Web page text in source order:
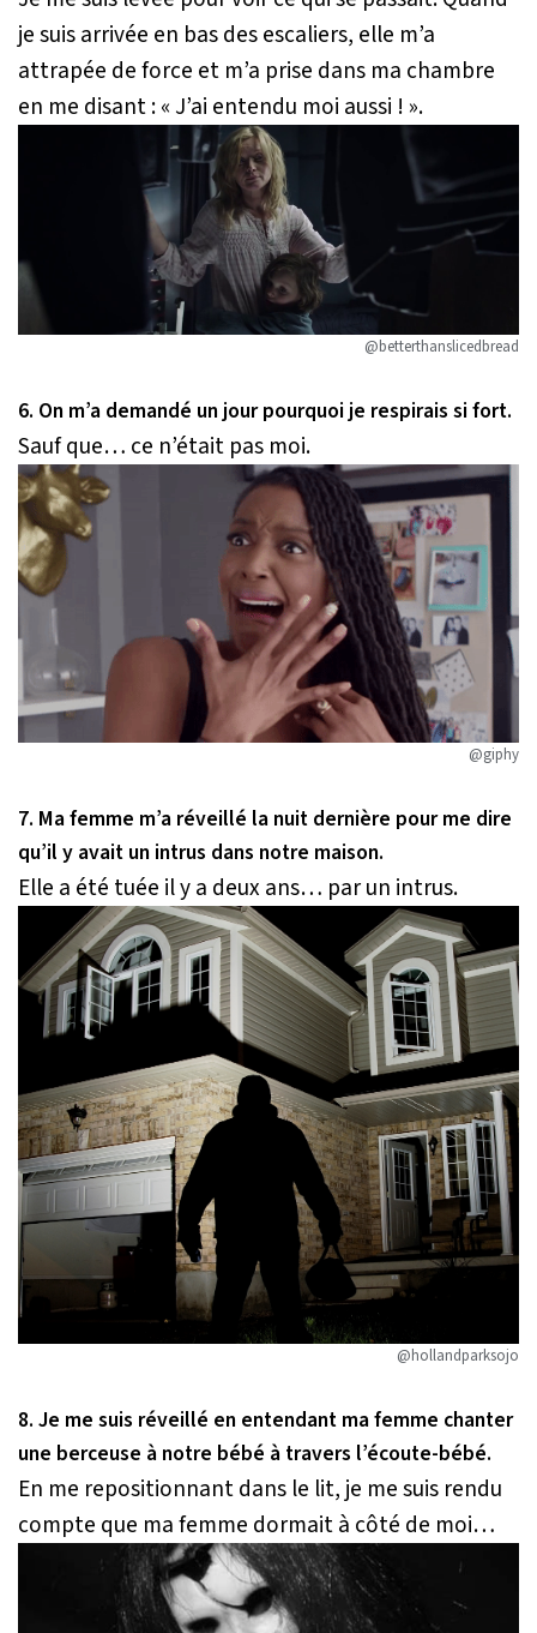
je suis arrivée en bas des escaliers, elle m’a
attrapée de force et m’a prise dans ma chambre
en me disant :« J’ai entendu moi aussi ! ».
@betterthanslicedbread
6. On m’a demandé un jour pourquoi je respirais si fort.
Sauf que… ce n’était pas moi.
@giphy
7. Ma femme m’a réveillé la nuit dernière pour me dire
qu’il y avait un intrus dans notre maison.
Elle a été tuée il y a deux ans… par un intrus.
@hollandparksojo
8. Je me suis réveillé en entendant ma femme chanter
une berceuse à notre bébé à travers l’écoute-bébé.
En me repositionnant dans le lit, je me suis rendu
compte que ma femme dormait à côté de moi…